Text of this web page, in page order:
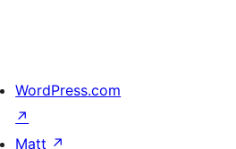
WordPress.com
↗
Matt ↗